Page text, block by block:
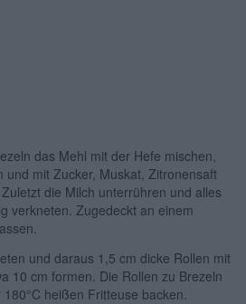
das Mehl mit der Hefe mischen,
und mit Zucker, Muskat, Zitronensaft
die Milch unterrühren und alles
verkneten. Zugedeckt an einem
und daraus 1,5 cm dicke Rollen mit
10 cm formen. Die Rollen zu Brezeln
heißen Fritteuse backen.